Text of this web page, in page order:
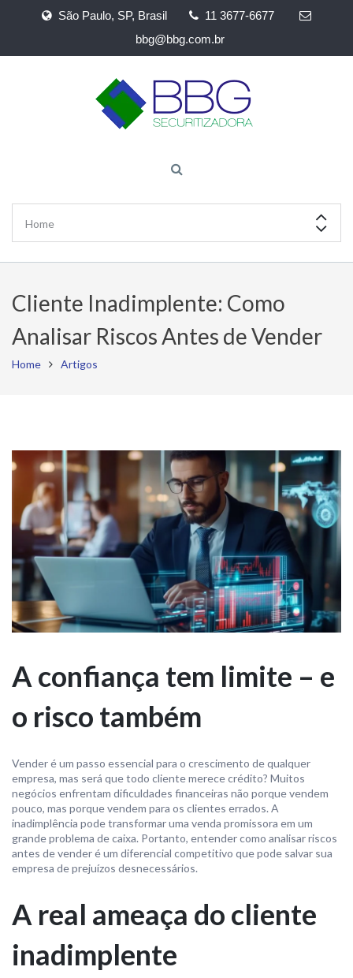
São Paulo, SP, Brasil
11 3677-6677
bbg@bbg.com.br
Cliente Inadimplente: Como
Analisar Riscos Antes de Vender
Home Artigos
A confiança tem limite – e
o risco também
Vender é um passo essencial para o crescimento de qualquer
empresa, mas será que todo cliente merece crédito? Muitos
negócios enfrentam dificuldades financeiras não porque vendem
pouco, mas porque vendem para os clientes errados. A
inadimplência pode transformar uma venda promissora em um
grande problema de caixa. Portanto, entender como analisar riscos
antes de vender é um diferencial competitivo que pode salvar sua
empresa de prejuízos desnecessários.
A real ameaça do cliente
inadimplente